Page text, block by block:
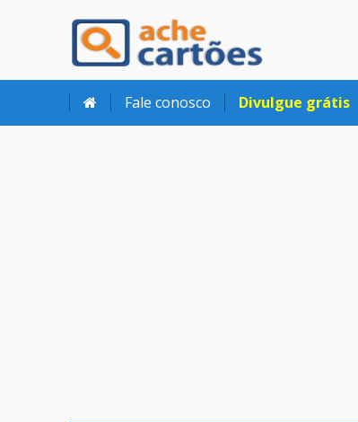
Ache Cartões
Fale conosco Divulgue grátis